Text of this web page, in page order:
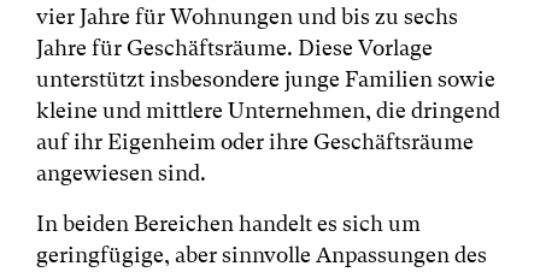
vier Jahre für Wohnungen und bis zu sechs
Jahre für Geschäftsräume. Diese Vorlage
unterstützt insbesondere junge Familien sowie
kleine und mittlere Unternehmen, die dringend
auf ihr Eigenheim oder ihre Geschäftsräume
angewiesen sind.
In beiden Bereichen handelt es sich um
geringfügige, aber sinnvolle Anpassungen des